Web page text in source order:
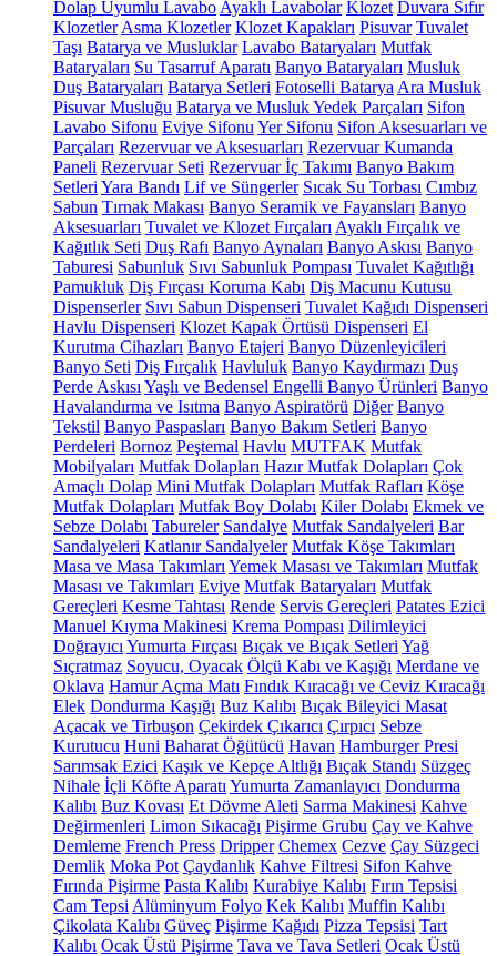
Dolap Uyumlu Lavabo Ayaklı Lavabolar Klozet Duvara Sıfır
Klozetler Asma Klozetler Klozet Kapakları Pisuvar Tuvalet
Taşı Batarya ve Musluklar Lavabo Bataryaları Mutfak
Bataryaları Su Tasarruf Aparatı Banyo Bataryaları Musluk
Duş Bataryaları Batarya Setleri Fotoselli Batarya Ara Musluk
Pisuvar Musluğu Batarya ve Musluk Yedek Parçaları Sifon
Lavabo Sifonu Eviye Sifonu Yer Sifonu Sifon Aksesuarları ve
Parçaları Rezervuar ve Aksesuarları Rezervuar Kumanda
Paneli Rezervuar Seti Rezervuar İç Takımı Banyo Bakım
Setleri Yara Bandı Lif ve Süngerler Sıcak Su Torbası Cımbız
Sabun Tırnak Makası Banyo Seramik ve Fayansları Banyo
Aksesuarları Tuvalet ve Klozet Fırçaları Ayaklı Fırçalık ve
Kağıtlık Seti Duş Rafı Banyo Aynaları Banyo Askısı Banyo
Taburesi Sabunluk Sıvı Sabunluk Pompası Tuvalet Kağıtlığı
Pamukluk Diş Fırçası Koruma Kabı Diş Macunu Kutusu
Dispenserler Sıvı Sabun Dispenseri Tuvalet Kağıdı Dispenseri
Havlu Dispenseri Klozet Kapak Örtüsü Dispenseri El
Kurutma Cihazları Banyo Etajeri Banyo Düzenleyicileri
Banyo Seti Diş Fırçalık Havluluk Banyo Kaydırmazı Duş
Perde Askısı Yaşlı ve Bedensel Engelli Banyo Ürünleri Banyo
Havalandırma ve Isıtma Banyo Aspiratörü Diğer Banyo
Tekstil Banyo Paspasları Banyo Bakım Setleri Banyo
Perdeleri Bornoz Peştemal Havlu MUTFAK Mutfak
Mobilyaları Mutfak Dolapları Hazır Mutfak Dolapları Çok
Amaçlı Dolap Mini Mutfak Dolapları Mutfak Rafları Köşe
Mutfak Dolapları Mutfak Boy Dolabı Kiler Dolabı Ekmek ve
Sebze Dolabı Tabureler Sandalye Mutfak Sandalyeleri Bar
Sandalyeleri Katlanır Sandalyeler Mutfak Köşe Takımları
Masa ve Masa Takımları Yemek Masası ve Takımları Mutfak
Masası ve Takımları Eviye Mutfak Bataryaları Mutfak
Gereçleri Kesme Tahtası Rende Servis Gereçleri Patates Ezici
Manuel Kıyma Makinesi Krema Pompası Dilimleyici
Doğrayıcı Yumurta Fırçası Bıçak ve Bıçak Setleri Yağ
Sıçratmaz Soyucu, Oyacak Ölçü Kabı ve Kaşığı Merdane ve
Oklava Hamur Açma Matı Fındık Kıracağı ve Ceviz Kıracağı
Elek Dondurma Kaşığı Buz Kalıbı Bıçak Bileyici Masat
Açacak ve Tirbuşon Çekirdek Çıkarıcı Çırpıcı Sebze
Kurutucu Huni Baharat Öğütücü Havan Hamburger Presi
Sarımsak Ezici Kaşık ve Kepçe Altlığı Bıçak Standı Süzgeç
Nihale İçli Köfte Aparatı Yumurta Zamanlayıcı Dondurma
Kalıbı Buz Kovası Et Dövme Aleti Sarma Makinesi Kahve
Değirmenleri Limon Sıkacağı Pişirme Grubu Çay ve Kahve
Demleme French Press Dripper Chemex Cezve Çay Süzgeci
Demlik Moka Pot Çaydanlık Kahve Filtresi Sifon Kahve
Fırında Pişirme Pasta Kalıbı Kurabiye Kalıbı Fırın Tepsisi
Cam Tepsi Alüminyum Folyo Kek Kalıbı Muffin Kalıbı
Çikolata Kalıbı Güveç Pişirme Kağıdı Pizza Tepsisi Tart
Kalıbı Ocak Üstü Pişirme Tava ve Tava Setleri Ocak Üstü